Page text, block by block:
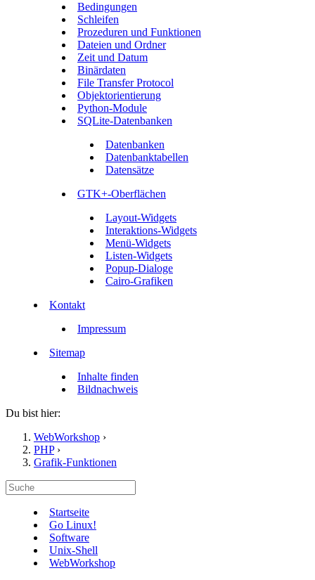
Bedingungen
Schleifen
Prozeduren und Funktionen
Dateien und Ordner
Zeit und Datum
Binärdaten
File Transfer Protocol
Objektorientierung
Python-Module
SQLite-Datenbanken
Datenbanken
Datenbanktabellen
Datensätze
GTK+-Oberflächen
Layout-Widgets
Interaktions-Widgets
Menü-Widgets
Listen-Widgets
Popup-Dialoge
Cairo-Grafiken
Kontakt
Impressum
Sitemap
Inhalte finden
Bildnachweis
Du bist hier:
WebWorkshop ›
PHP ›
Grafik-Funktionen
Startseite
Go Linux!
Software
Unix-Shell
WebWorkshop